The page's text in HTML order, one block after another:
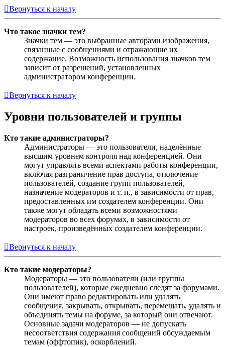
Вернуться к началу
Что такое значки тем?
Значки тем — это выбранные авторами изображения,
связанные с сообщениями и отражающие их
содержание. Возможность использования значков тем
зависит от разрешений, установленных
администратором конференции.
Вернуться к началу
Уровни пользователей и группы
Кто такие администраторы?
Администраторы — это пользователи, наделённые
высшим уровнем контроля над конференцией. Они
могут управлять всеми аспектами работы конференции,
включая разграничение прав доступа, отключение
пользователей, создание групп пользователей,
назначение модераторов и т. п., в зависимости от прав,
предоставленных им создателем конференции. Они
также могут обладать всеми возможностями
модераторов во всех форумах, в зависимости от
настроек, произведённых создателем конференции.
Вернуться к началу
Кто такие модераторы?
Модераторы — это пользователи (или группы
пользователей), которые ежедневно следят за форумами.
Они имеют право редактировать или удалять
сообщения, закрывать, открывать, перемещать, удалять и
объединять темы на форуме, за который они отвечают.
Основные задачи модераторов — не допускать
несоответствия содержания сообщений обсуждаемым
темам (оффтопик), оскорблений.